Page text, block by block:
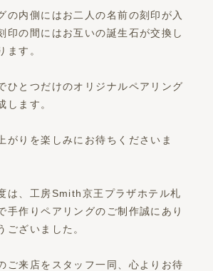
の内側にはお二人の名前の刻印が入
印の間にはお互いの誕生石が交換し
ます。
ひとつだけのオリジナルペアリング
します。
がりを楽しみにお待ちくださいま
は、工房Smith京王プラザホテル札
手作りペアリングのご制作誠にあり
ございました。
ご来店をスタッフ一同、心よりお待